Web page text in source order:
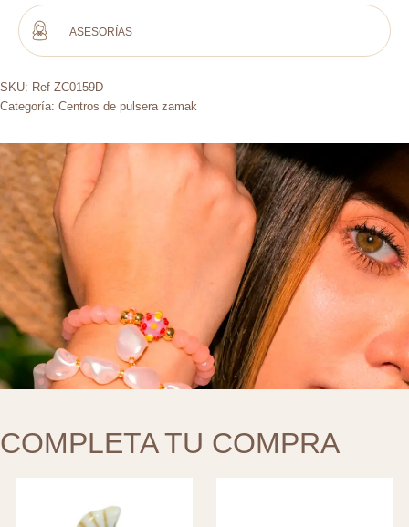
ASESORÍAS
SKU: Ref-ZC0159D
Categoría: Centros de pulsera zamak
COMPLETA TU COMPRA